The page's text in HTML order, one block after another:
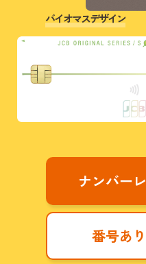
バイオマスデザイン
ナンバー
番号あ